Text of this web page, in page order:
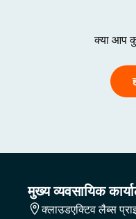
क्या आप
मुख्य व्यवसायिक
क्लाउडएक्टिव लैब्स